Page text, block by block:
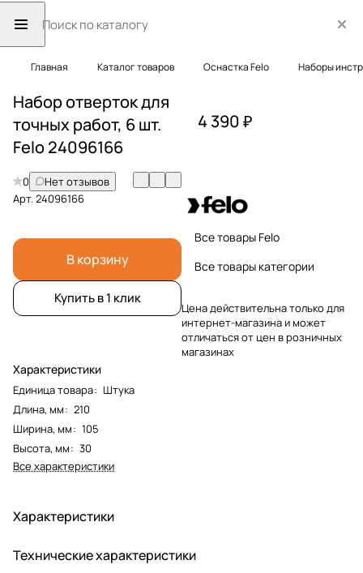
Главная Каталог товаров Оснастка Felo Наборы
Набор отверток для
точных работ, 6 шт.
Felo 24096166
0
Нет отзывов
Арт.24096166
В корзину
Купить в 1 клик
Характеристики
Единица товара: Штука
Длина, мм: 210
Ширина, мм: 105
Высота, мм: 30
Все характеристики
4 390 ₽
Все товары Felo
Все товары категории
Цена действительна только для
интернет-магазина и может
отличаться от цен в розничных
магазинах
Характеристики
Технические характеристики